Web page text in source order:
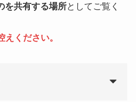
を共有する場所としてご覧く
ください。